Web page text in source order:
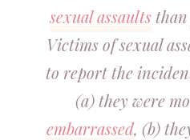
sexual assaultsthan
Victims of sexual
to report the
(a) they were
embarrassed, (b)